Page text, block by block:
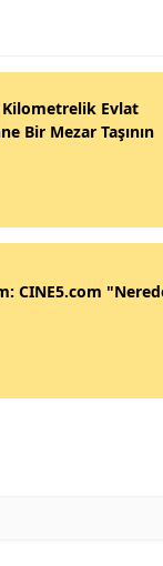
Kilometrelik Evlat
Bir Mezar Taşının
CINE5.com